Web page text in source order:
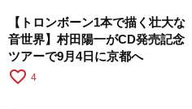
【トロンボーン1本で描く壮大な
音世界】村田陽一がCD発売記念
ツアーで9月4日に京都へ
favorite_border 4